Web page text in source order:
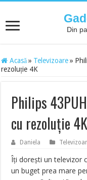
Din
Acasă » Televizoare »
rezoluție 4K
Philips
cu rezoluție 4K
Daniela
Îți dorești un televizor
un buget prea mare